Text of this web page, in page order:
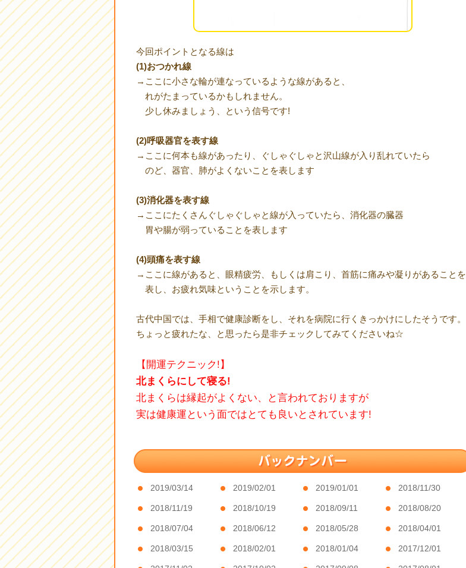
今回ポイントとなる線は
(1)おつかれ線
→ここに小さな輪が連なっているような線があると、
れがたまっているかもしれません。
少し休みましょう、という信号です!
(2)呼吸器官を表す線
→ここに何本も線があったり、ぐしゃぐしゃと沢山線が入り乱れていたら
のど、器官、肺がよくないことを表します
(3)消化器を表す線
→ここにたくさんぐしゃぐしゃと線が入っていたら、消化器の臓器
胃や腸が弱っていることを表します
(4)頭痛を表す線
→ここに線があると、眼精疲労、もしくは肩こり、首筋に痛みや凝りがあることを
表し、お疲れ気味ということを示します。
古代中国では、手相で健康診断をし、それを病院に行くきっかけにしたそうです。
ちょっと疲れたな、と思ったら是非チェックしてみてくださいね☆
【開運テクニック!】
北まくらにして寝る!
北まくらは縁起がよくない、と言われておりますが
実は健康運という面ではとても良いとされています!
2019/03/14 2019/02/01 2019/01/01 2018/11/30
2018/11/19 2018/10/19 2018/09/11 2018/08/20
2018/07/04 2018/06/12 2018/05/28 2018/04/01
2018/03/15 2018/02/01 2018/01/04 2017/12/01